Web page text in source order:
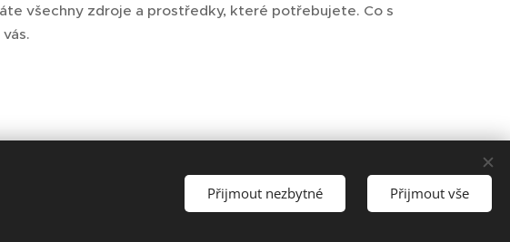
všechny zdroje a prostředky, které potřebujete. Co s
Přijmout nezbytné Přijmout vše